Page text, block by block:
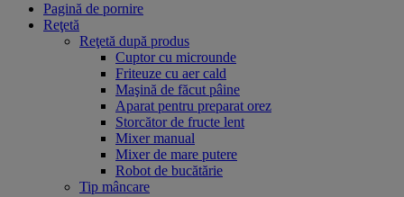
Pagină de pornire
Reţetă
Reţetă după produs
Cuptor cu microunde
Friteuze cu aer cald
Maşină de făcut pâine
Aparat pentru preparat orez
Storcător de fructe lent
Mixer manual
Mixer de mare putere
Robot de bucătărie
Tip mâncare